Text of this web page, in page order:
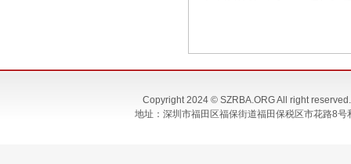
Copyright 2024 © SZRBA.ORG All right
地址：深圳市福田区福保街道福田保税区市花路8